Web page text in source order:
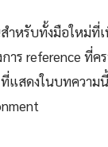
ำหรับทั้งมือใหม่ที่
ร reference ที่ค
แสดงในบทความ